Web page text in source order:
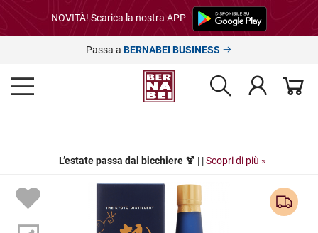
NOVITÀ! Scarica la nostra APP
Passa a BERNABEI BUSINESS
L’estate passa dal bicchiere 🍹| | Scopri di più »